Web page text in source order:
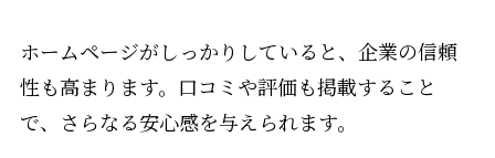
ホームページがしっかりしていると、企業の信頼
性も高まります。口コミや評価も掲載すること
で、さらなる安心感を与えられます。